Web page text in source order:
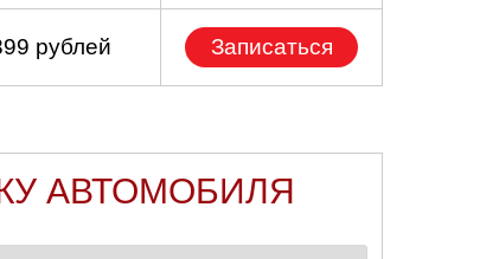
рублей Записаться
АВТОМОБИЛЯ